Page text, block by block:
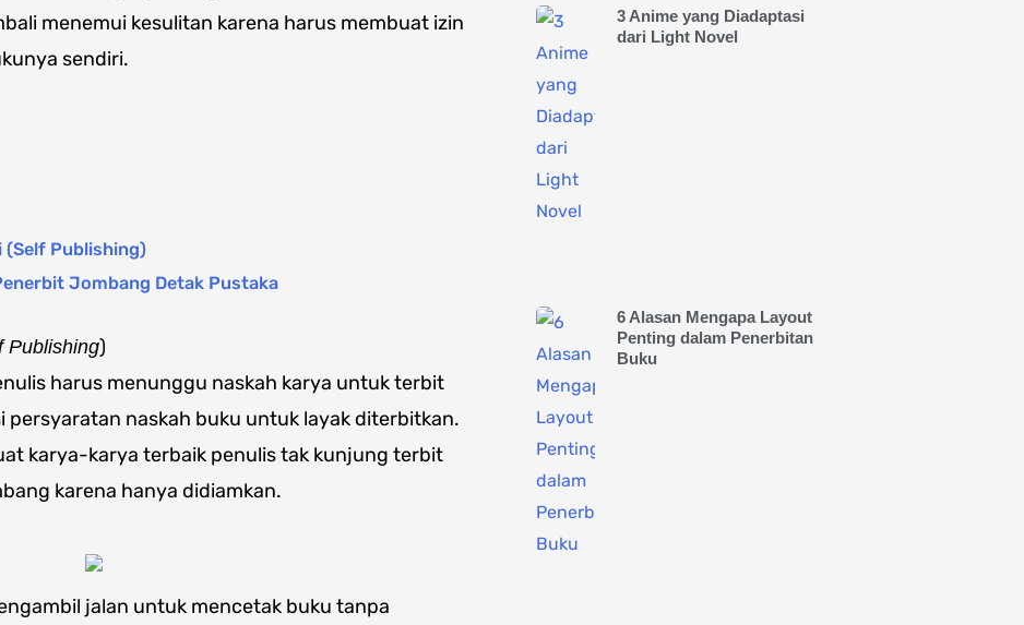
menemui kesulitan karena harus membuat izin
sendiri.
(Self Publishing)
Jombang Detak Pustaka
Publishing)
harus menunggu naskah karya untuk terbit
persyaratan naskah buku untuk layak diterbitkan.
karya-karya terbaik penulis tak kunjung terbit
karena hanya didiamkan.
jalan untuk mencetak buku tanpa
3 Anime yang Diadaptasi
dari Light Novel
6 Alasan Mengapa Layout
Penting dalam Penerbitan
Buku